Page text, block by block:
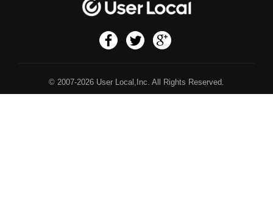
© 2007-2026 User Local,Inc. All Rights Reserved.